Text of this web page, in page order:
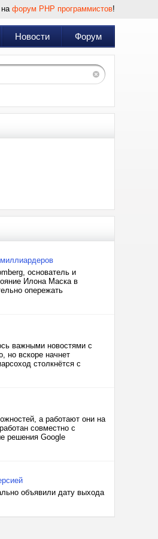
форум PHP программистов!
Новости Форум
основатель и
Илона Маска в
опережать
важными новостями с
но вскоре начнет
столкнётся с
а работают они на
совместно с
решения Google
объявили дату выхода